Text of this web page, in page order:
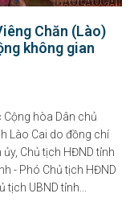
Chăn (Lào)
không gian
hòa Dân chủ
Lào Cai do đồng chí
Chủ tịch HĐND tỉnh
- Phó Chủ tịch HĐND
UBND tỉnh...